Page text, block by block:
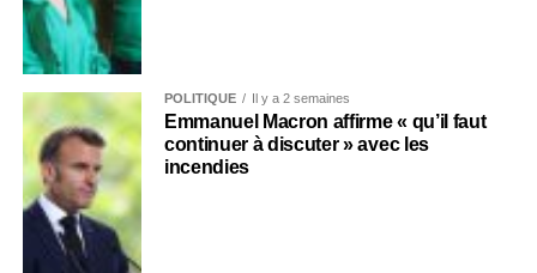
POLITIQUE Il y a 2 semaines
Emmanuel Macron affirme « qu’il faut
continuer à discuter » avec les
incendies